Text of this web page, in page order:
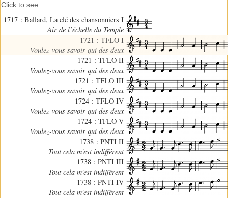
Click to see:
1717 : Ballard, La clé des chansonniers I
Air de l’échelle du Temple
1721 : TFLO I
Voulez-vous savoir qui des deux
1721 : TFLO II
Voulez-vous savoir qui des deux
1721 : TFLO III
Voulez-vous savoir qui des deux
1724 : TFLO IV
Voulez-vous savoir qui des deux
1724 : TFLO V
Voulez-vous savoir qui des deux
1738 : PNTI II
Tout cela m'est indifférent
1738 : PNTI III
Tout cela m'est indifférent
1738 : PNTI IV
Tout cela m'est indifférent